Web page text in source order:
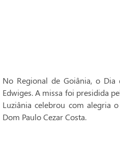
No Regional de Goiânia, o Dia
Edwiges. A missa foi presidida
Luziânia celebrou com alegria
Dom Paulo Cezar Costa.